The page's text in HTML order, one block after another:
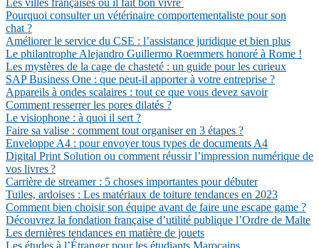
Les villes françaises où il fait bon vivre
Pourquoi consulter un vétérinaire comportementaliste pour son
chat ?
Améliorer le service du CSE : l’assistance juridique et bien plus
Le philantrophe Alejandro Guillermo Roemmers honoré à Rome !
Les mystères de la cage de chasteté : un guide pour les curieux
SAP Business One : que peut-il apporter à votre entreprise ?
Appareils à ondes scalaires : tout ce que vous devez savoir
Comment resserrer les pores dilatés ?
Le visiophone : à quoi il sert ?
Faire sa valise : comment tout organiser en 3 étapes ?
Enveloppe A4 : pour envoyer tous types de documents A4
Digital Print Solution ou comment réussir l’impression numérique de
vos livres ?
Carrière de streamer : 5 choses importantes pour débuter
Tuiles, ardoises : Les matériaux de toiture tendances en 2023
Comment bien choisir son équipe avant de faire une escape game ?
Découvrez la fondation française d’utilité publique l’Ordre de Malte
Les dernières tendances en matière de jouets
Les études à l’Étranger pour les étudiants Marocains